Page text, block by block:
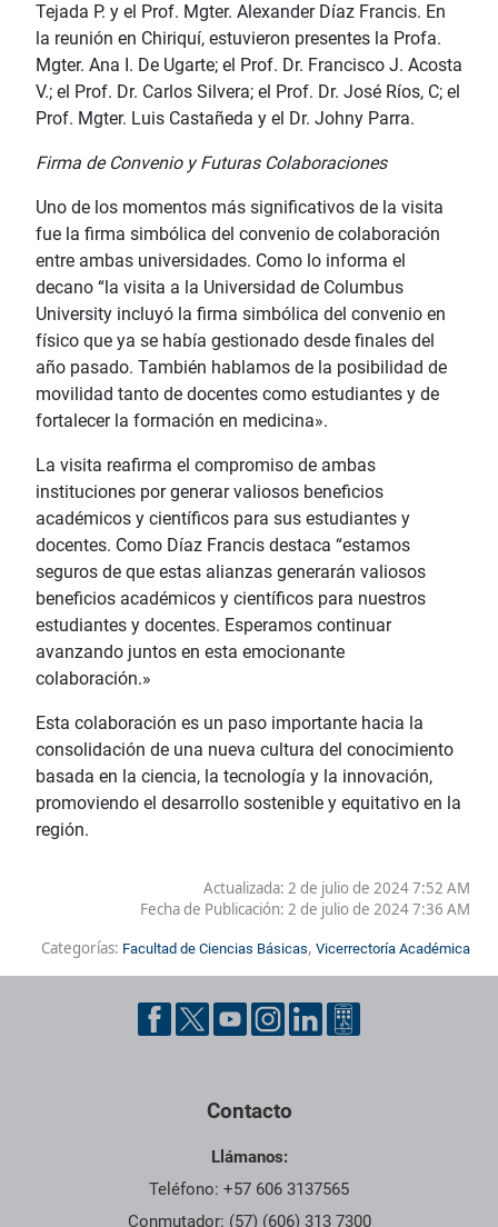
Tejada P. y el Prof. Mgter. Alexander Díaz Francis. En
la reunión en Chiriquí, estuvieron presentes la Profa.
Mgter. Ana I. De Ugarte; el Prof. Dr. Francisco J. Acosta
V.; el Prof. Dr. Carlos Silvera; el Prof. Dr. José Ríos, C; el
Prof. Mgter. Luis Castañeda y el Dr. Johny Parra.
Firma de Convenio y Futuras Colaboraciones
Uno de los momentos más significativos de la visita
fue la firma simbólica del convenio de colaboración
entre ambas universidades. Como lo informa el
decano “la visita a la Universidad de Columbus
University incluyó la firma simbólica del convenio en
físico que ya se había gestionado desde finales del
año pasado. También hablamos de la posibilidad de
movilidad tanto de docentes como estudiantes y de
fortalecer la formación en medicina».
La visita reafirma el compromiso de ambas
instituciones por generar valiosos beneficios
académicos y científicos para sus estudiantes y
docentes. Como Díaz Francis destaca “estamos
seguros de que estas alianzas generarán valiosos
beneficios académicos y científicos para nuestros
estudiantes y docentes. Esperamos continuar
avanzando juntos en esta emocionante
colaboración.»
Esta colaboración es un paso importante hacia la
consolidación de una nueva cultura del conocimiento
basada en la ciencia, la tecnología y la innovación,
promoviendo el desarrollo sostenible y equitativo en la
región.
Actualizada: 2 de julio de 2024 7:52 AM
Fecha de Publicación: 2 de julio de 2024 7:36 AM
Categorías: Facultad de Ciencias Básicas, Vicerrectoría Académica
Contacto
Llámanos:
Teléfono: +57 606 3137565
Conmutador: (57) (606) 313 7300